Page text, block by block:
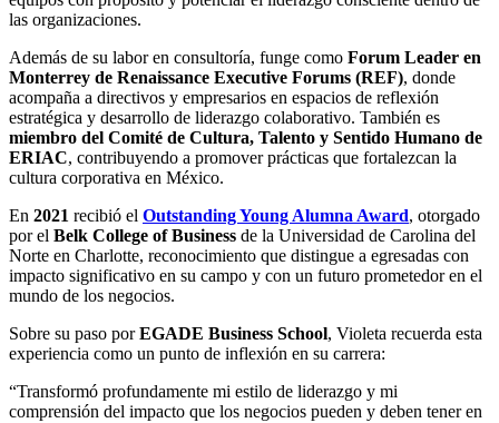
las organizaciones.
Además de su labor en consultoría, funge como Forum Leader en
Monterrey de Renaissance Executive Forums (REF), donde
acompaña a directivos y empresarios en espacios de reflexión
estratégica y desarrollo de liderazgo colaborativo. También es
miembro del Comité de Cultura, Talento y Sentido Humano de
ERIAC, contribuyendo a promover prácticas que fortalezcan la
cultura corporativa en México.
En 2021 recibió el Outstanding Young Alumna Award, otorgado
por el Belk College of Business de la Universidad de Carolina del
Norte en Charlotte, reconocimiento que distingue a egresadas con
impacto significativo en su campo y con un futuro prometedor en el
mundo de los negocios.
Sobre su paso porEGADE Business School, Violeta recuerda esta
experiencia como un punto de inflexión en su carrera:
“Transformó profundamente mi estilo de liderazgo y mi
comprensión del impacto que los negocios pueden y deben tener en